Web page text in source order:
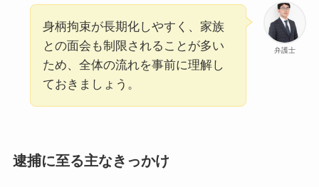
弁護士
身柄拘束が長期化しやすく、家族
との面会も制限されることが多い
ため、全体の流れを事前に理解し
ておきましょう。
逮捕に至る主なきっかけ